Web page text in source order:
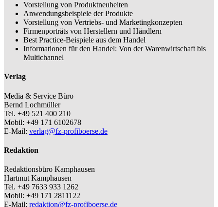
Vorstellung von Produktneuheiten
Anwendungsbeispiele der Produkte
Vorstellung von Vertriebs- und Marketingkonzepten
Firmenporträts von Herstellern und Händlern
Best Practice-Beispiele aus dem Handel
Informationen für den Handel: Von der Warenwirtschaft bis
Multichannel
Verlag
Media & Service Büro
Bernd Lochmüller
Tel. +49 521 400 210
Mobil: +49 171 6102678
E-Mail: verlag@fz-profiboerse.de
Redaktion
Redaktionsbüro Kamphausen
Hartmut Kamphausen
Tel. +49 7633 933 1262
Mobil: +49 171 2811122
E-Mail: redaktion@fz-profiboerse.de